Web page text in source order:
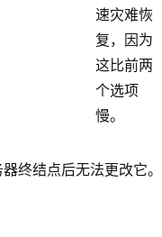
速灾难恢
复，因为
这比前两
个选项
慢。
终结点后无法更改它。